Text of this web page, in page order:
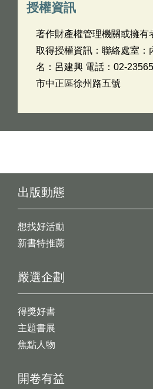
授權資訊
著作財產權管理機關或擁有
取得授權資訊：聯絡處室：
名：呂建興 電話：02-
市中正區徐州路五號
出版動態
想找好活動
新書特推薦
開卷有益
嚴選企劃
得獎好書
主題書展
焦點人物